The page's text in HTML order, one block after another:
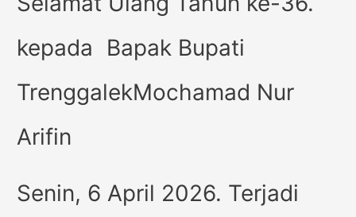
kepada Bapak Bupati
TrenggalekMochamad Nur
Arifin
Senin, 6 April 2026. Terjadi